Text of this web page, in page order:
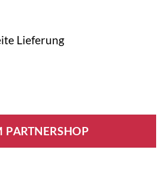
Lieferung
PARTNERSHOP